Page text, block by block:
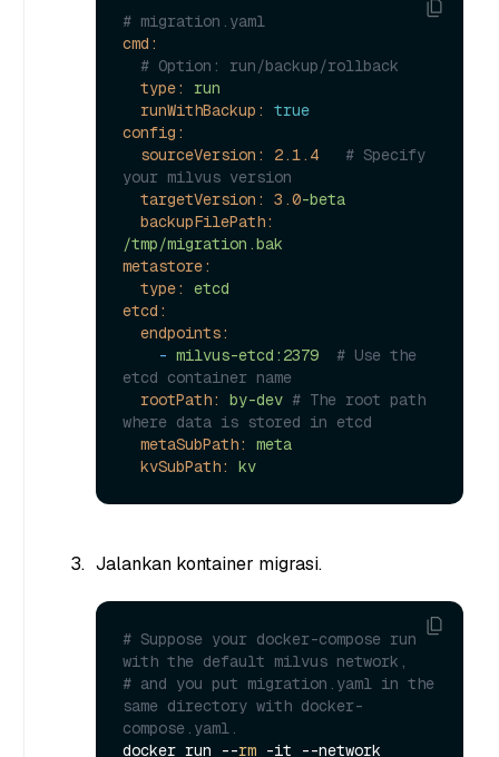
# migration.yaml
cmd:
# Option: run/backup/rollback
type:
run
runWithBackup:
true
config:
sourceVersion:
2.1 .4
# Specify
your milvus version
targetVersion:
3.0-beta
backupFilePath:
/tmp/migration.bak
metastore:
type:
etcd
etcd:
endpoints:
- milvus-etcd:2379
# Use the
etcd container name
rootPath:
by-dev # The root path
where data is stored in etcd
metaSubPath:
meta
kvSubPath:
kv
Jalankan kontainer migrasi.
# Suppose your docker-compose run
with the default milvus network,
# and you put migration.yaml in the
same directory with docker-
compose.yaml.
docker run --rm -it --network